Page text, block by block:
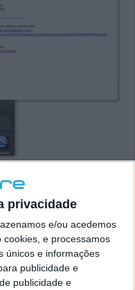
privacidade
e/ou acedemos
e processamos
únicos e informações
publicidade e
publicidade e
que cai que
de
páginas... muitas
podemos
etiquetadas, as
ou categoria. A